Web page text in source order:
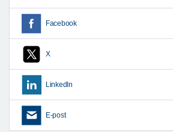
Facebook
X
LinkedIn
E-post